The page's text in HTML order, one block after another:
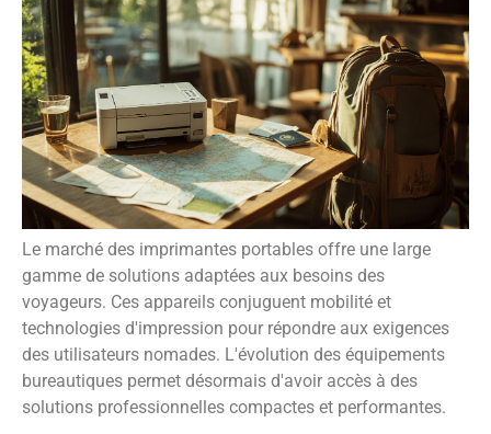
Le marché des imprimantes portables offre une large
gamme de solutions adaptées aux besoins des
voyageurs. Ces appareils conjuguent mobilité et
technologies d'impression pour répondre aux exigences
des utilisateurs nomades. L'évolution des équipements
bureautiques permet désormais d'avoir accès à des
solutions professionnelles compactes et performantes.